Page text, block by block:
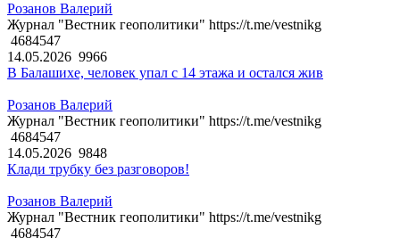
Розанов Валерий
Журнал "Вестник геополитики" https://t.me/vestnikg
4684547
14.05.2026 9966
В Балашихе, человек упал с 14 этажа и остался жив
Розанов Валерий
Журнал "Вестник геополитики" https://t.me/vestnikg
4684547
14.05.2026 9848
Клади трубку без разговоров!
Розанов Валерий
Журнал "Вестник геополитики" https://t.me/vestnikg
4684547